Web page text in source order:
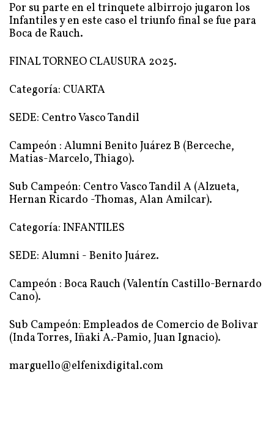
Por su parte en el trinquete albirrojo jugaron los
Infantiles y en este caso el triunfo final se fue para
Boca de Rauch.
FINAL TORNEO CLAUSURA 2025.
Categoría: CUARTA
SEDE: Centro Vasco Tandil
Campeón : Alumni Benito Juárez B (Berceche,
Matias-Marcelo, Thiago).
Sub Campeón: Centro Vasco Tandil A (Alzueta,
Hernan Ricardo -Thomas, Alan Amilcar).
Categoría: INFANTILES
SEDE: Alumni - Benito Juárez.
Campeón : Boca Rauch (Valentín Castillo-Bernardo
Cano).
Sub Campeón: Empleados de Comercio de Bolivar
(Inda Torres, Iñaki A.-Pamio, Juan Ignacio).
marguello@elfenixdigital.com